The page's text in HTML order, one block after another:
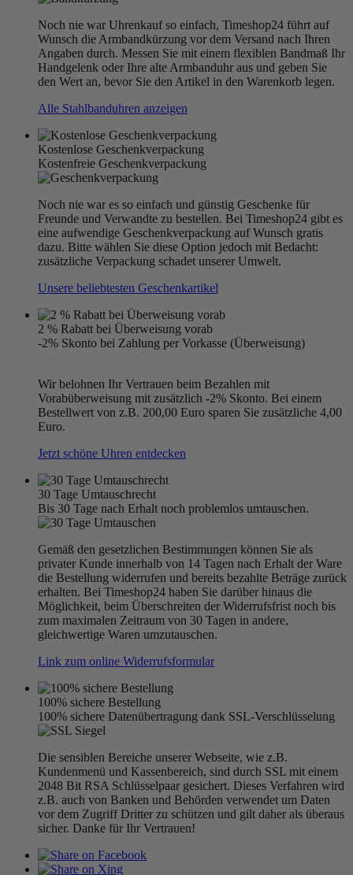
Noch nie war Uhrenkauf so einfach, Timeshop24 führt auf
Wunsch die Armbandkürzung vor dem Versand nach Ihren
Angaben durch. Messen Sie mit einem flexiblen Bandmaß Ihr
Handgelenk oder Ihre alte Armbanduhr aus und geben Sie
den Wert an, bevor Sie den Artikel in den Warenkorb legen.
Alle Stahlbanduhren anzeigen
Kostenlose Geschenkverpackung
Kostenfreie Geschenkverpackung
Noch nie war es so einfach und günstig Geschenke für
Freunde und Verwandte zu bestellen. Bei Timeshop24 gibt es
eine aufwendige Geschenkverpackung auf Wunsch gratis
dazu. Bitte wählen Sie diese Option jedoch mit Bedacht:
zusätzliche Verpackung schadet unserer Umwelt.
Unsere beliebtesten Geschenkartikel
2 % Rabatt bei Überweisung vorab
-2% Skonto bei Zahlung per Vorkasse (Überweisung)
Wir belohnen Ihr Vertrauen beim Bezahlen mit
Vorabüberweisung mit zusätzlich -2% Skonto. Bei einem
Bestellwert von z.B. 200,00 Euro sparen Sie zusätzliche 4,00
Euro.
Jetzt schöne Uhren entdecken
30 Tage Umtauschrecht
Bis 30 Tage nach Erhalt noch problemlos umtauschen.
Gemäß den gesetzlichen Bestimmungen können Sie als
privater Kunde innerhalb von 14 Tagen nach Erhalt der Ware
die Bestellung widerrufen und bereits bezahlte Beträge zurück
erhalten. Bei Timeshop24 haben Sie darüber hinaus die
Möglichkeit, beim Überschreiten der Widerrufsfrist noch bis
zum maximalen Zeitraum von 30 Tagen in andere,
gleichwertige Waren umzutauschen.
Link zum online Widerrufsformular
100% sichere Bestellung
100% sichere Datenübertragung dank SSL-Verschlüsselung
Die sensiblen Bereiche unserer Webseite, wie z.B.
Kundenmenü und Kassenbereich, sind durch SSL mit einem
2048 Bit RSA Schlüsselpaar gesichert. Dieses Verfahren wird
z.B. auch von Banken und Behörden verwendet um Daten
vor dem Zugriff Dritter zu schützen und gilt daher als überaus
sicher. Danke für Ihr Vertrauen!